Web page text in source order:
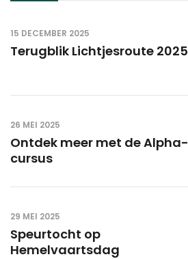
15 DECEMBER 2025
Terugblik Lichtjesroute 2025
26 MEI 2025
Ontdek meer met de Alpha-
cursus
29 MEI 2025
Speurtocht op
Hemelvaartsdag